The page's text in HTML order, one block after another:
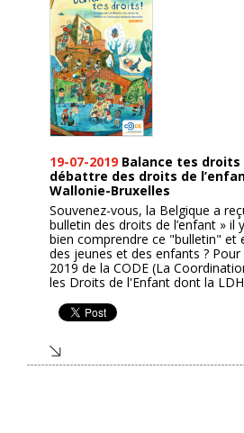
19-07-2019 Balance tes droits
débattre des droits de
Wallonie-Bruxelles
Souvenez-vous, la Belgique a
bulletin des droits de l’enfant » il
bien comprendre ce "bulletin" et
des jeunes et des enfants ?
2019 de la CODE (La
les Droits de l'Enfant dont la